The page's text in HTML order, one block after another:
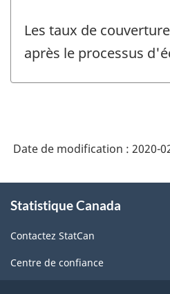
Les taux de
après le processus
Date de modification : 2020-
propos
ce
site
Statistique Canada
Contactez StatCan
Centre de confiance